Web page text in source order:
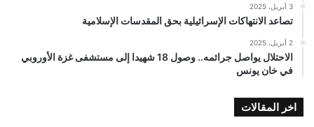
3 أبريل، 2025
تصاعد الانتهاكات الإسرائيلية بحق المقدسات الإسلامية
2 أبريل، 2025
الاحتلال يواصل جرائمه.. وصول 18 شهيدا إلى مستشفى غزة الأوروبي
في خان يونس
اخر المقالات